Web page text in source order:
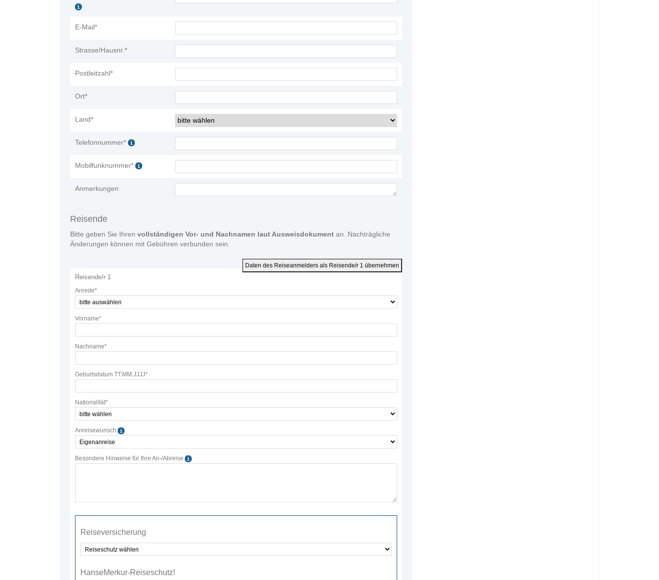
E-Mail*
Strasse/Hausnr.*
Postleitzahl*
Ort*
Land*
Telefonnummer*
Mobilfunknummer*
Anmerkungen
Reisende
Bitte geben Sie Ihren vollständigen Vor- und Nachnamen laut Ausweisdokumentan. Nachträgliche
Änderungen können mit Gebühren verbunden sein.
Daten des Reiseanmelders als Reisende/r 1 übernehmen
Reisende/r 1
Anrede*
Vorname*
Nachname*
Geburtsdatum TT.MM.JJJJ*
Nationalität*
Anreisewunsch
Besondere Hinweise für Ihre An-/Abreise
Reisever­sicherung
HanseMerkur-Reiseschutz!